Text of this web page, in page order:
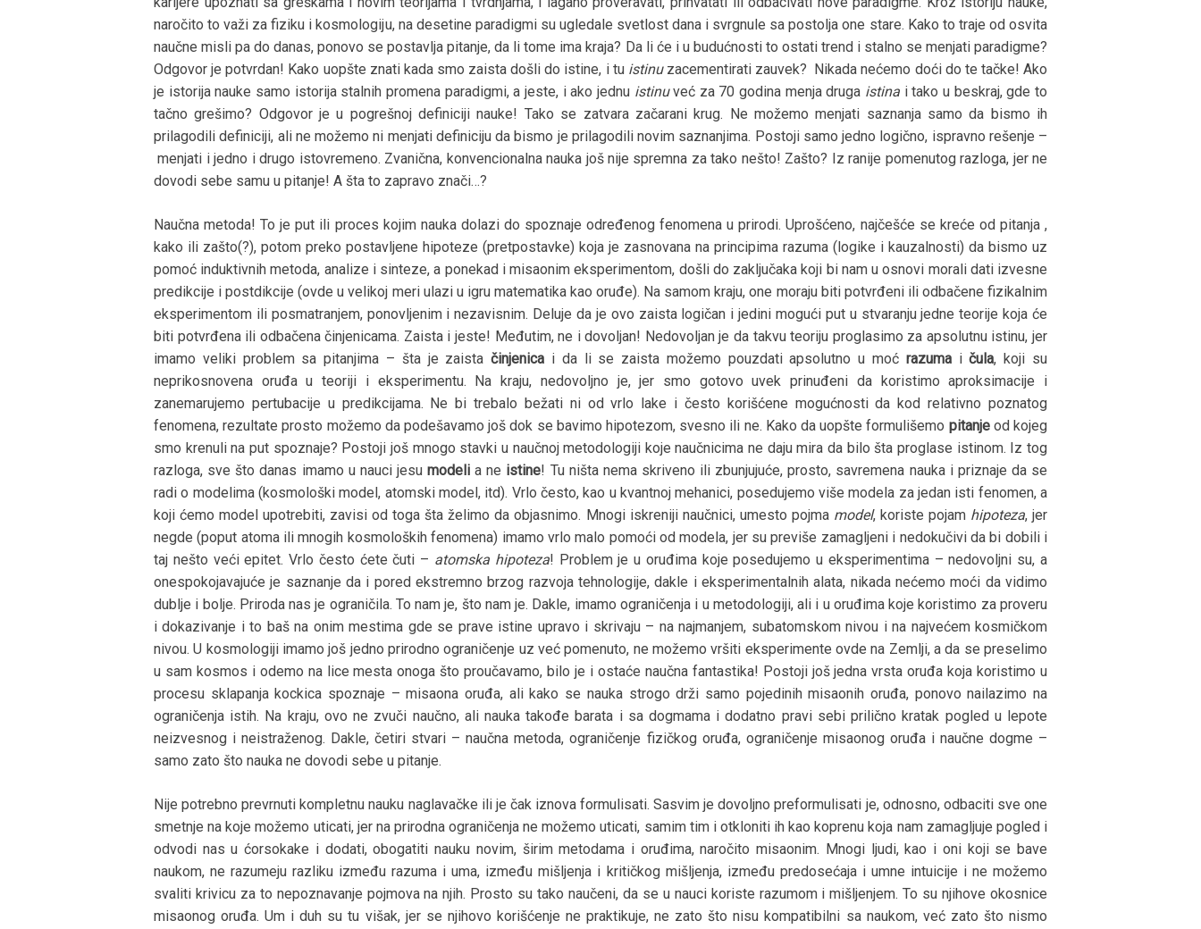
naročito to važi za fiziku i kosmologiju, na desetine paradigmi su ugledale svetlost dana i svrgnule sa postolja one stare. Kako to traje od osvita
naučne misli pa do danas, ponovo se postavlja pitanje, da li tome ima kraja? Da li će i u budućnosti to ostati trend i stalno se menjati paradigme?
Odgovor je potvrdan! Kako uopšte znati kada smo zaista došli do istine, i tu istinuzacementirati zauvek? Nikada nećemo doći do te tačke! Ako
je istorija nauke samo istorija stalnih promena paradigmi, a jeste, i ako jednu istinuveć za 70 godina menja druga istina i tako u beskraj, gde to
tačno grešimo? Odgovor je u pogrešnoj definiciji nauke! Tako se zatvara začarani krug. Ne možemo menjati saznanja samo da bismo ih
prilagodili definiciji, ali ne možemo ni menjati definiciju da bismo je prilagodili novim saznanjima. Postoji samo jedno logično, ispravno rešenje –
menjati i jedno i drugo istovremeno. Zvanična, konvencionalna nauka još nije spremna za tako nešto! Zašto? Iz ranije pomenutog razloga, jer ne
dovodi sebe samu u pitanje! A šta to zapravo znači…?
Naučna metoda! To je put ili proces kojim nauka dolazi do spoznaje određenog fenomena u prirodi. Uprošćeno, najčešće se kreće od pitanja ,
kako ili zašto(?), potom preko postavljene hipoteze (pretpostavke) koja je zasnovana na principima razuma (logike i kauzalnosti) da bismo uz
pomoć induktivnih metoda, analize i sinteze, a ponekad i misaonim eksperimentom, došli do zaključaka koji bi nam u osnovi morali dati izvesne
predikcije i postdikcije (ovde u velikoj meri ulazi u igru matematika kao oruđe). Na samom kraju, one moraju biti potvrđeni ili odbačene fizikalnim
eksperimentom ili posmatranjem, ponovljenim i nezavisnim. Deluje da je ovo zaista logičan i jedini mogući put u stvaranju jedne teorije koja će
biti potvrđena ili odbačena činjenicama. Zaista i jeste! Međutim, ne i dovoljan! Nedovoljan je da takvu teoriju proglasimo za apsolutnu istinu, jer
imamo veliki problem sa pitanjima – šta je zaistačinjenica i da li se zaista možemo pouzdati apsolutno u moć razumaičula, koji su
neprikosnovena oruđa u teoriji i eksperimentu. Na kraju, nedovoljno je, jer smo gotovo uvek prinuđeni da koristimo aproksimacije i
zanemarujemo pertubacije u predikcijama. Ne bi trebalo bežati ni od vrlo lake i često korišćene mogućnosti da kod relativno poznatog
fenomena, rezultate prosto možemo da podešavamo još dok se bavimo hipotezom, svesno ili ne. Kako da uopšte formulišemo pitanjeod kojeg
smo krenuli na put spoznaje? Postoji još mnogo stavki u naučnoj metodologiji koje naučnicima ne daju mira da bilo šta proglase istinom. Iz tog
razloga, sve što danas imamo u nauci jesu modeli a ne istine! Tu ništa nema skriveno ili zbunjujuće, prosto, savremena nauka i priznaje da se
radi o modelima (kosmološki model, atomski model, itd). Vrlo često, kao u kvantnoj mehanici, posedujemo više modela za jedan isti fenomen, a
koji ćemo model upotrebiti, zavisi od toga šta želimo da objasnimo. Mnogi iskreniji naučnici, umesto pojma model, koriste pojam hipoteza, jer
negde (poput atoma ili mnogih kosmoloških fenomena) imamo vrlo malo pomoći od modela, jer su previše zamagljeni i nedokučivi da bi dobili i
taj nešto veći epitet. Vrlo često ćete čuti – atomska hipoteza! Problem je u oruđima koje posedujemo u eksperimentima – nedovoljni su, a
onespokojavajuće je saznanje da i pored ekstremno brzog razvoja tehnologije, dakle i eksperimentalnih alata, nikada nećemo moći da vidimo
dublje i bolje. Priroda nas je ograničila. To nam je, što nam je. Dakle, imamo ograničenja i u metodologiji, ali i u oruđima koje koristimo za proveru
i dokazivanje i to baš na onim mestima gde se prave istine upravo i skrivaju – na najmanjem, subatomskom nivou i na najvećem kosmičkom
nivou. U kosmologiji imamo još jedno prirodno ograničenje uz već pomenuto, ne možemo vršiti eksperimente ovde na Zemlji, a da se preselimo
u sam kosmos i odemo na lice mesta onoga što proučavamo, bilo je i ostaće naučna fantastika! Postoji još jedna vrsta oruđa koja koristimo u
procesu sklapanja kockica spoznaje – misaona oruđa, ali kako se nauka strogo drži samo pojedinih misaonih oruđa, ponovo nailazimo na
ograničenja istih. Na kraju, ovo ne zvuči naučno, ali nauka takođe barata i sa dogmama i dodatno pravi sebi prilično kratak pogled u lepote
neizvesnog i neistraženog. Dakle, četiri stvari – naučna metoda, ograničenje fizičkog oruđa, ograničenje misaonog oruđa i naučne dogme –
samo zato što nauka ne dovodi sebe u pitanje.
Nije potrebno prevrnuti kompletnu nauku naglavačke ili je čak iznova formulisati. Sasvim je dovoljno preformulisati je, odnosno, odbaciti sve one
smetnje na koje možemo uticati, jer na prirodna ograničenja ne možemo uticati, samim tim i otkloniti ih kao koprenu koja nam zamagljuje pogled i
odvodi nas u ćorsokake i dodati, obogatiti nauku novim, širim metodama i oruđima, naročito misaonim. Mnogi ljudi, kao i oni koji se bave
naukom, ne razumeju razliku između razuma i uma, između mišljenja i kritičkog mišljenja, između predosećaja i umne intuicije i ne možemo
svaliti krivicu za to nepoznavanje pojmova na njih. Prosto su tako naučeni, da se u nauci koriste razumom i mišljenjem. To su njihove okosnice
misaonog oruđa. Um i duh su tu višak, jer se njihovo korišćenje ne praktikuje, ne zato što nisu kompatibilni sa naukom, već zato što nismo